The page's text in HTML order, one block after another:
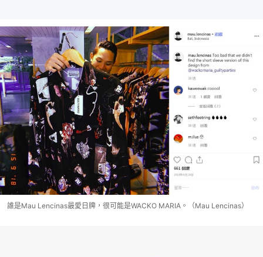
誰是Mau Lencinas最愛日牌，很可能是WACKO MARIA。（Mau Lencinas）